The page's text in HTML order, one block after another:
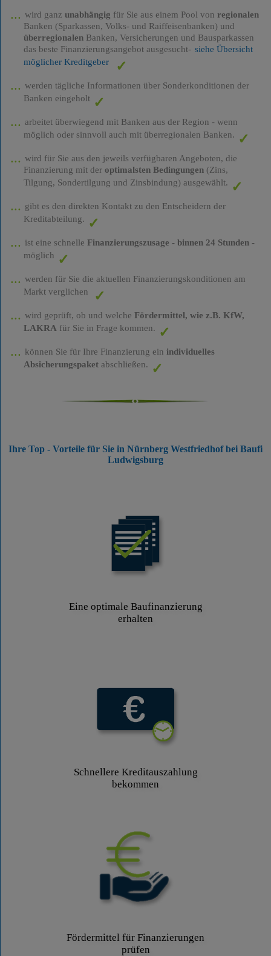
wird ganz unabhängig für Sie aus einem Pool von regionalen
Banken (Sparkassen, Volks- und Raiffeisenbanken) und
überregionalenBanken, Versicherungen und Bausparkassen
das beste Finanzierungsangebot ausgesucht- siehe Übersicht
möglicher Kreditgeber
werden tägliche Informationen über Sonderkonditionen der
Banken eingeholt
arbeitet überwiegend mit Banken aus der Region - wenn
möglich oder sinnvoll auch mit überregionalen Banken.
wird für Sie aus den jeweils verfügbaren Angeboten, die
Finanzierung mit der optimalsten Bedingungen(Zins,
Tilgung, Sondertilgung und Zinsbindung) ausgewählt.
gibt es den direkten Kontakt zu den Entscheidern der
Kreditabteilung.
ist eine schnelle Finanzierungszusage - binnen 24 Stunden-
möglich
werden für Sie die aktuellen Finanzierungskonditionen am
Markt verglichen
wird geprüft, ob und welche Fördermittel, wie z.B. KfW,
LAKRA für Sie in Frage kommen.
können Sie für Ihre Finanzierung ein individuelles
Absicherungspaketabschließen.
Ihre Top - Vorteile für Sie in Nürnberg Westfriedhof bei Baufi
Ludwigsburg
Eine optimale Baufinanzierung
erhalten
Schnellere Kreditauszahlung
bekommen
Fördermittel für Finanzierungen
prüfen